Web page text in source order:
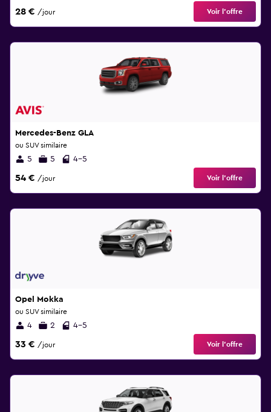
28 € /jour Voir l’offre
Mercedes-Benz GLA
ou SUV similaire
5 5 4-5
54 € /jour Voir l’offre
Opel Mokka
ou SUV similaire
4 2 4-5
33 € /jour Voir l’offre